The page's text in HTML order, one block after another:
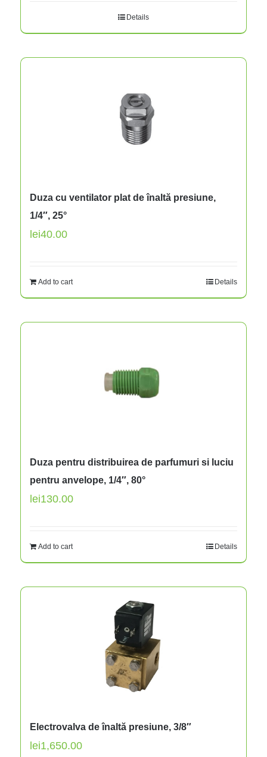
Details
Duza cu ventilator plat de înaltă presiune,
1/4″, 25°
lei40.00
Add to cart Details
Duza pentru distribuirea de parfumuri si luciu
pentru anvelope, 1/4″, 80°
lei130.00
Add to cart Details
Electrovalva de înaltă presiune, 3/8″
lei1,650.00